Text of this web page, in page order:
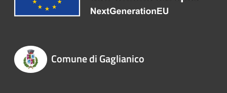
Comune di Gaglianico